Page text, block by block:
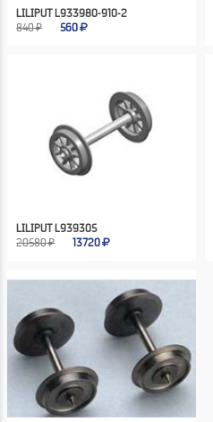
LILIPUT L933980-910-2
840 ₽
560
LILIPUT L939305
20580 ₽
13720